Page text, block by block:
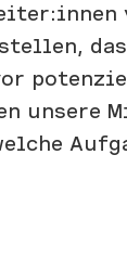
unsere